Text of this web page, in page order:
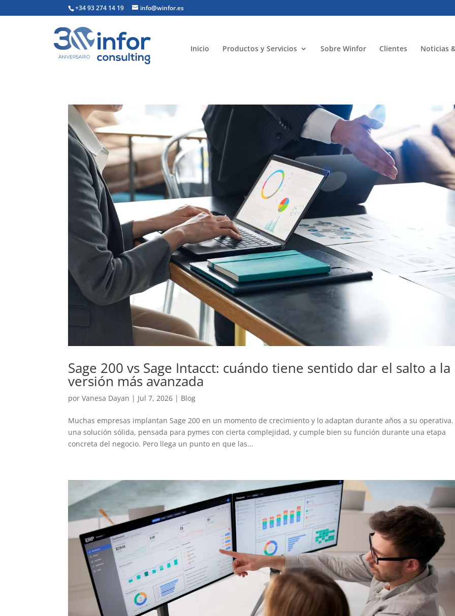
+34 93 274 14 19 info@winfor.es
Inicio Productos y Servicios Sobre Winfor Clientes Noticias
Sage 200 vs Sage Intacct: cuándo tiene sentido dar el salto a la
versión más avanzada
porVanesa Dayan | Jul 7, 2026 | Blog
Muchas empresas implantan Sage 200 en un momento de crecimiento y lo adaptan durante años a su operativa.
una solución sólida, pensada para pymes con cierta complejidad, y cumple bien su función durante una etapa
concreta del negocio. Pero llega un punto en que las...